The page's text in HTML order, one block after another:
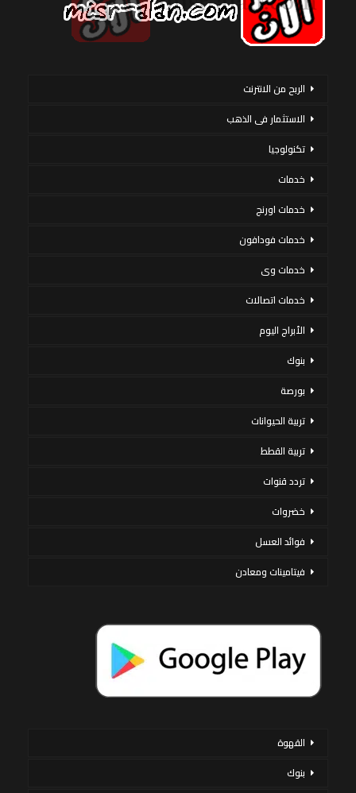
الربح من الانترنت
الاستثمار فى الذهب
تكنولوجيا
خدمات
خدمات اورنج
خدمات فودافون
خدمات وى
خدمات اتصالات
الأبراج اليوم
بنوك
بورصة
تربية الحيوانات
تربية القطط
تردد قنوات
خضروات
فوائد العسل
فيتامينات ومعادن
القهوة
بنوك